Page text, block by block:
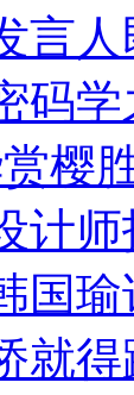
言
码
樱
计
国
就